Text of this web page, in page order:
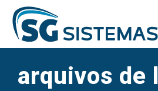
arquivos de